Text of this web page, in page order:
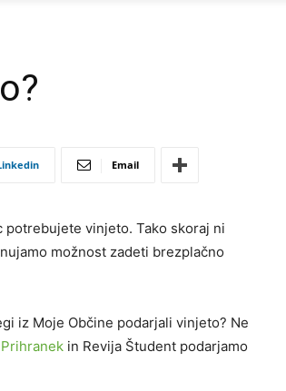
Email
potrebujete vinjeto. Tako skoraj ni
možnost zadeti brezplačno
iz Moje Občine podarjali vinjeto? Ne
in Revija Študent podarjamo